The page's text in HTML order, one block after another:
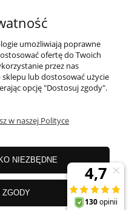
11a, Koszalin 75-216, woj.
REGON: 008201011 | E-mail:
umożliwiają poprawne
ofertę do Twoich
przez nas
lub dostosować użycie
opcję "Dostosuj zgody".
w naszej Polityce
NIEZBĘDNE
ZGODY